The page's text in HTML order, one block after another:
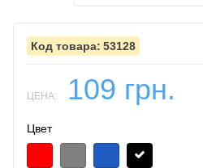
53128
ЦЕНА: 109 грн.
Цвет